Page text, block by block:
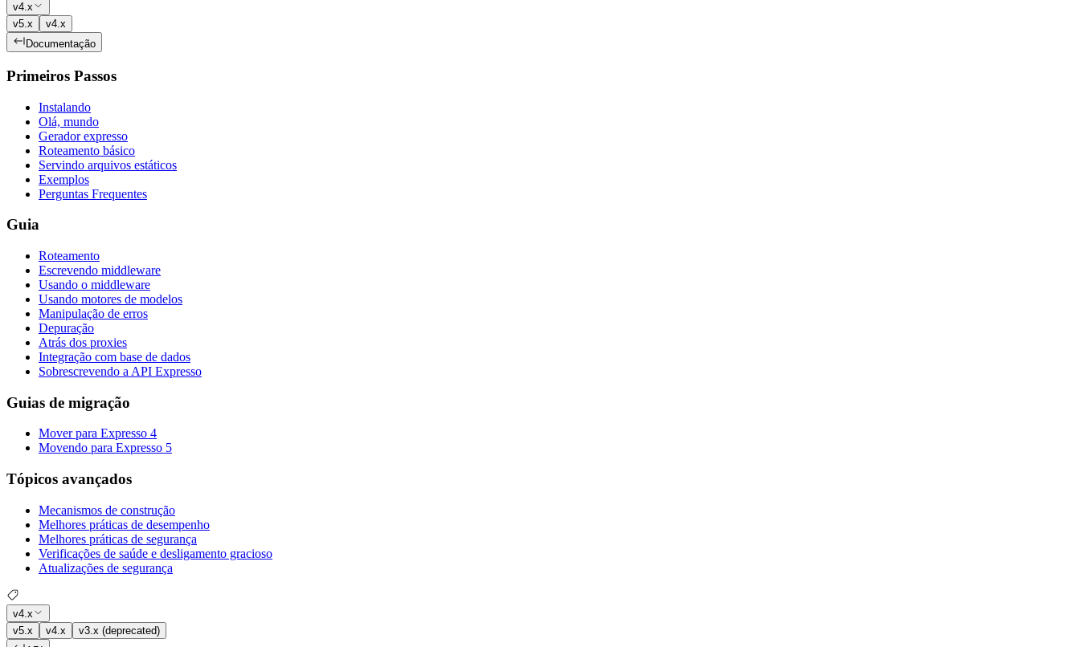
v4.x
v5.x
v4.x
Documentação
Primeiros Passos
Instalando
Olá, mundo
Gerador expresso
Roteamento básico
Servindo arquivos estáticos
Exemplos
Perguntas Frequentes
Guia
Roteamento
Escrevendo middleware
Usando o middleware
Usando motores de modelos
Manipulação de erros
Depuração
Atrás dos proxies
Integração com base de dados
Sobrescrevendo a API Expresso
Guias de migração
Mover para Expresso 4
Movendo para Expresso 5
Tópicos avançados
Mecanismos de construção
Melhores práticas de desempenho
Melhores práticas de segurança
Verificações de saúde e desligamento gracioso
Atualizações de segurança
v4.x
v5.x
v4.x
v3.x (deprecated)